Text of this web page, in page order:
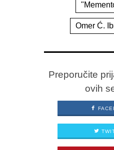
Omer Ć.
Preporučite
ovih